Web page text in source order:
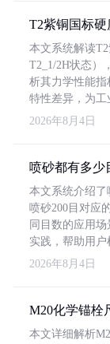
T2紫铜国标
本文系统解读
T2_1/2H状态）
析其力学性能
特性差异，为工
2026年8月4日
喷砂都有多少
本文系统介绍
喷砂200目对应
同目数的应用
实践，帮助用户
2026年8月4日
M20化学锚栓
本文详细解析